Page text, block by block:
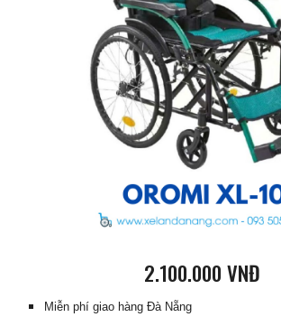
2.100.000 VNĐ
Miễn phí giao hàng Đà Nẵng